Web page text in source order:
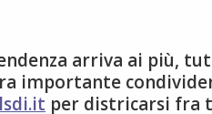
arriva ai più,
importante
per districarsi fra